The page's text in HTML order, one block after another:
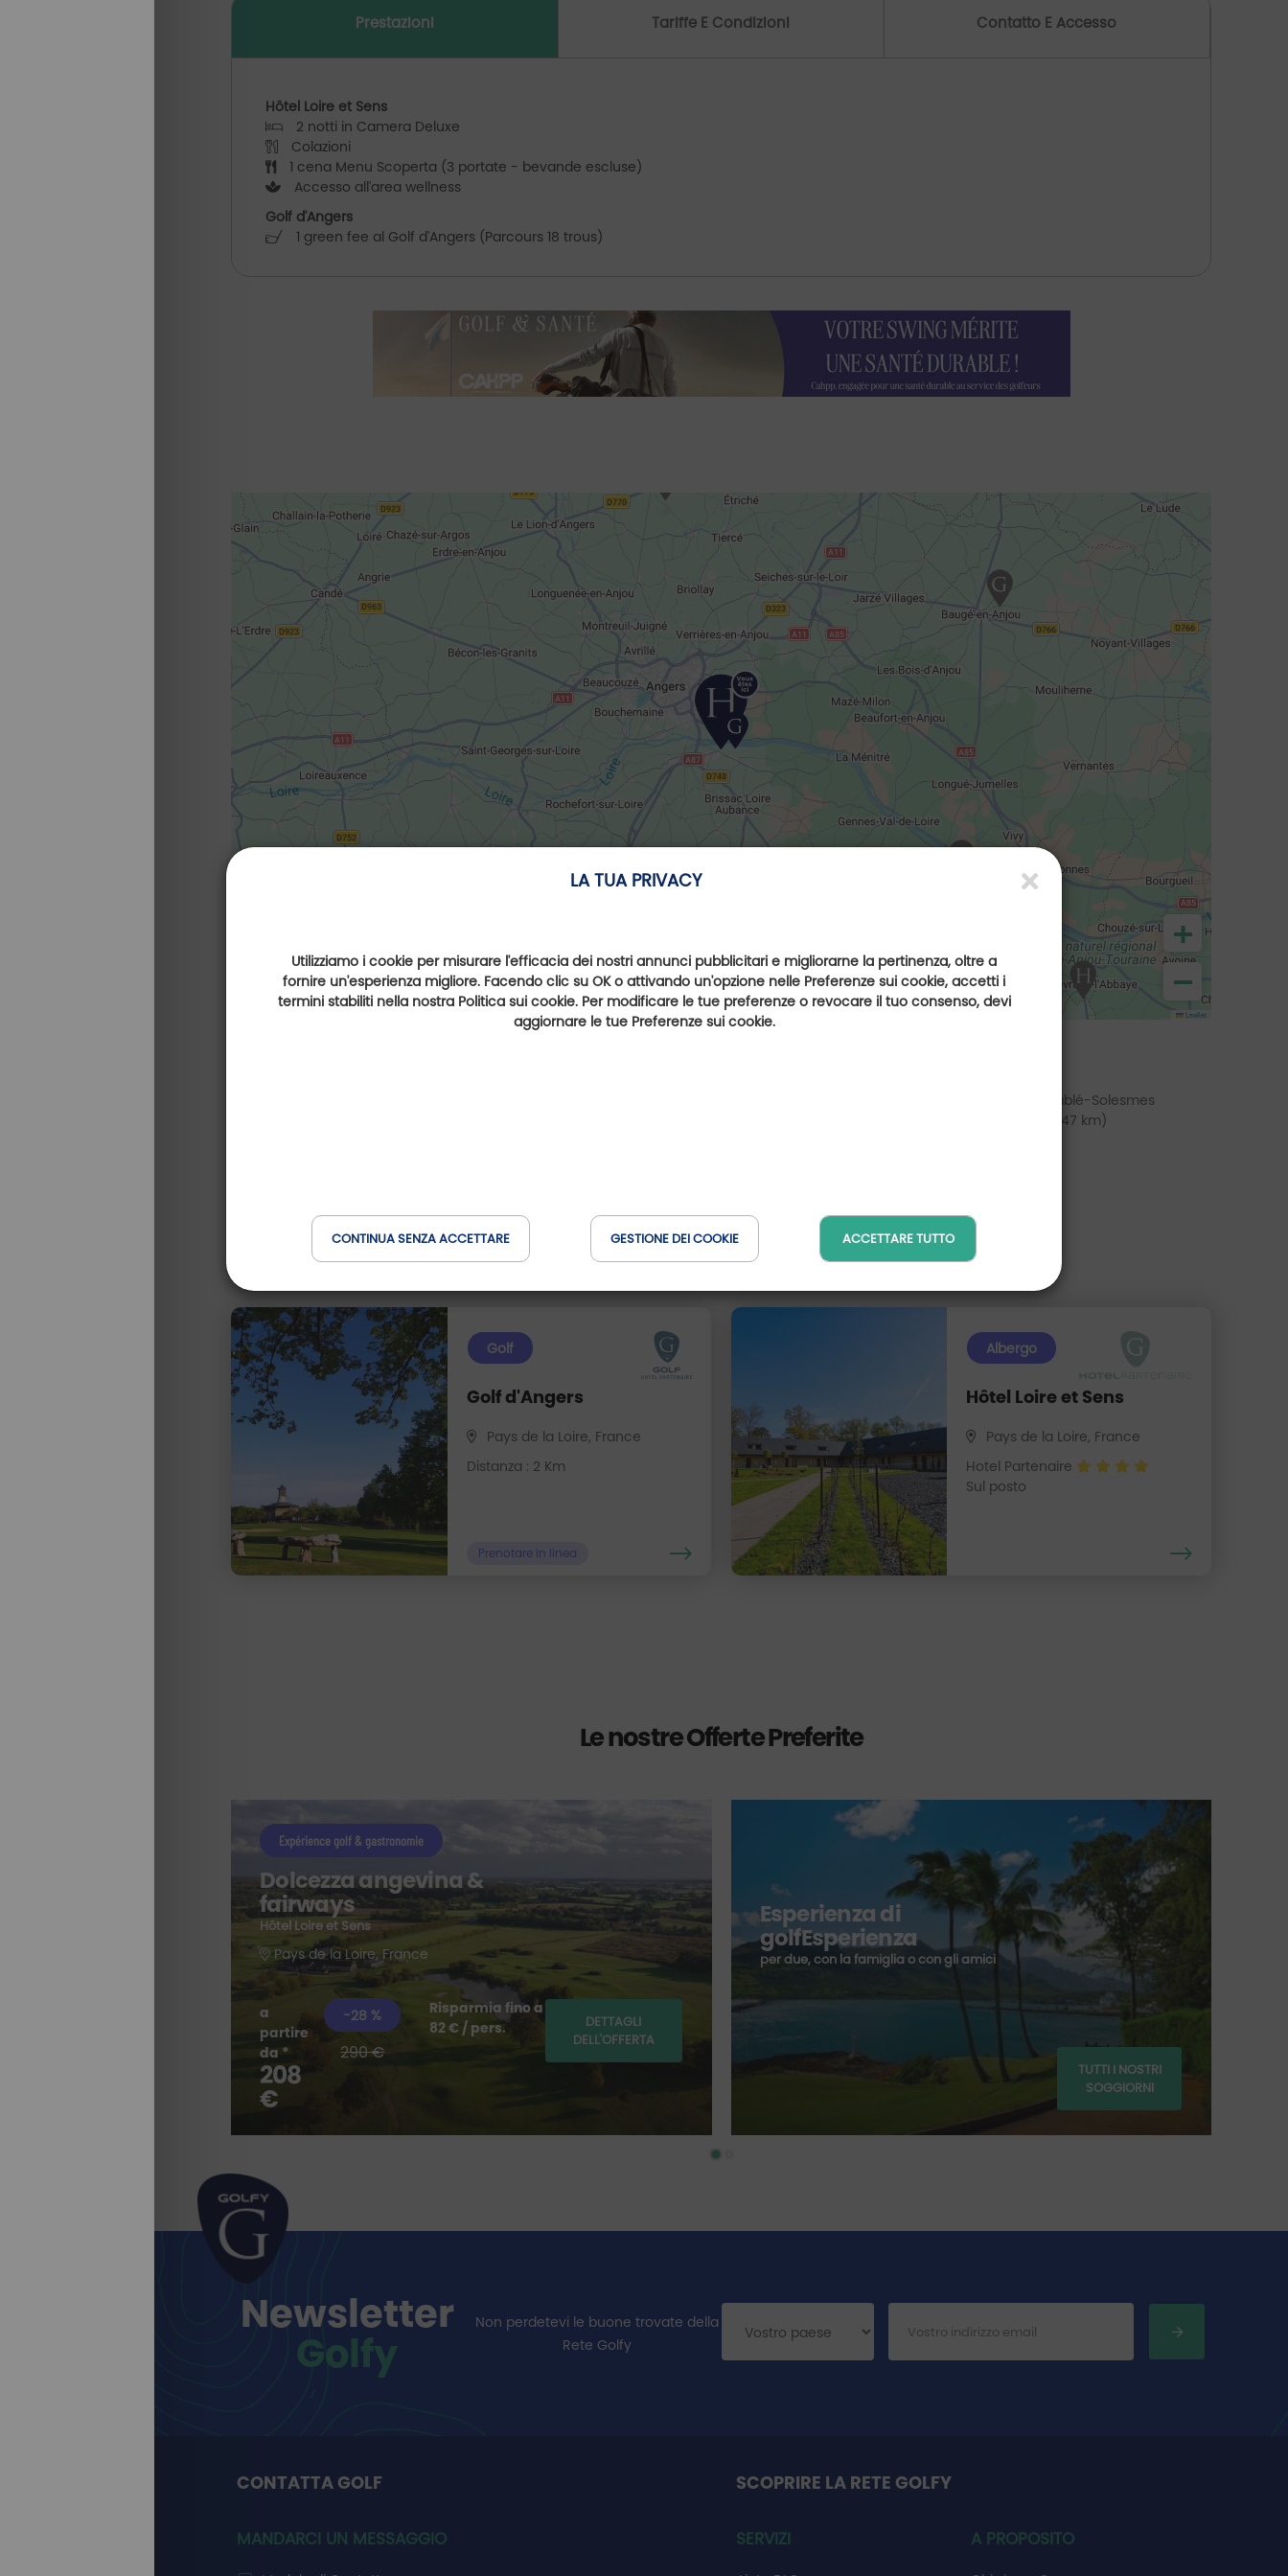
LA TUA PRIVACY
Utilizziamo i cookie per misurare l'efficacia dei nostri annunci pubblicitari e migliorarne la pertinenza, oltre a
fornire un'esperienza migliore. Facendo clic su OK o attivando un'opzione nelle Preferenze sui cookie, accetti i
termini stabiliti nella nostra Politica sui cookie. Per modificare le tue preferenze o revocare il tuo consenso, devi
aggiornare le tue Preferenze sui cookie.
CONTINUA SENZA ACCETTARE GESTIONE DEI COOKIE ACCETTARE TUTTO
Prestazioni Tariffe E Condizioni Contatto E Accesso
Hôtel Loire et Sens
2 notti in Camera Deluxe
Colazioni
1 cena Menu Scoperta (3 portate - bevande escluse)
Accesso all'area wellness
Golf d'Angers
1 green fee al Golf d'Angers (Parcours 18 trous)
+
−
Leaflet
Golf de Sablé-Solesmes
(a 47 km)
Golf
Golf d'Angers
Pays de la Loire, France
Distanza : 2 Km
Prenotare in linea
Albergo
Hôtel Loire et Sens
Pays de la Loire, France
Hotel Partenaire
Sul posto
Le nostre Offerte Preferite
Expérience golf & gastronomie
Dolcezza angevina &
fairways
Hôtel Loire et Sens
Pays de la Loire, France
a
partire
da *
208
€
-28 %
290 €
Risparmia fino a
82 € / pers.
DETTAGLI
DELL'OFFERTA
Esperienza di
golfEsperienza
per due, con la famiglia o con gli amici
TUTTI I NOSTRI
SOGGIORNI
Newsletter
Golfy
Non perdetevi le buone trovate della
Rete Golfy
CONTATTA GOLF
MANDARCI UN MESSAGGIO
SCOPRIRE LA RETE GOLFY
SERVIZI A PROPOSITO